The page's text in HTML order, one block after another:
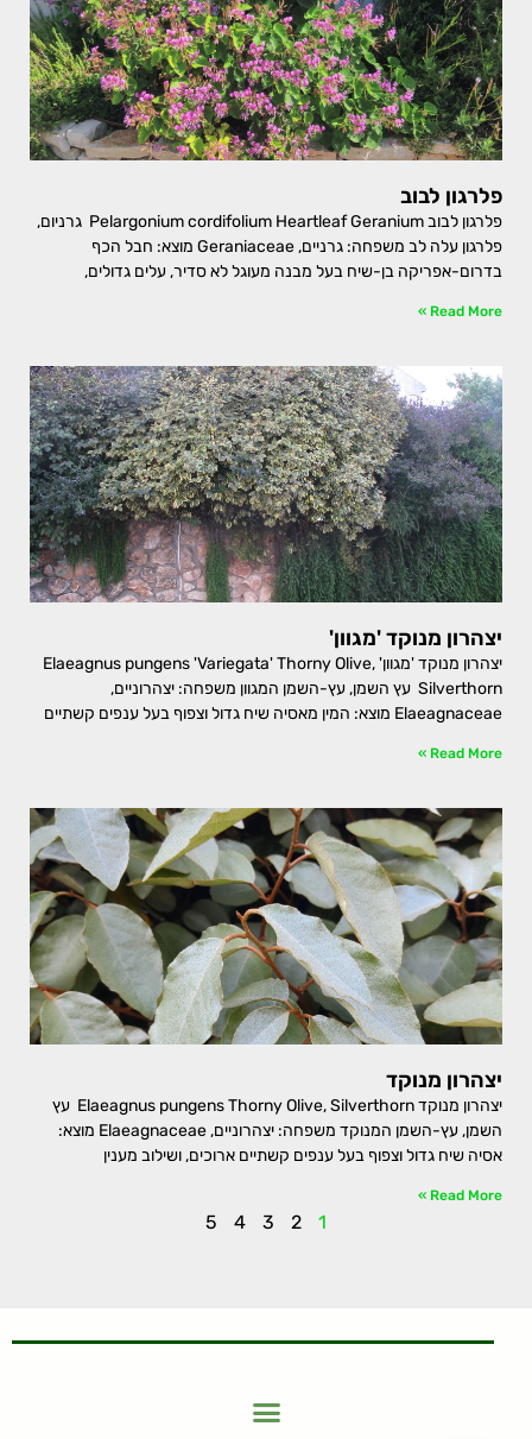
פלרגון לבוב
פלרגון לבוב Pelargonium cordifolium Heartleaf Geranium גרניום,
פלרגון עלה לב משפחה: גרניים, Geraniaceae מוצא: חבל הכף
בדרום-אפריקה בן-שיח בעל מבנה מעוגל לא סדיר, עלים גדולים,
Read More »
יצהרון מנוקד 'מגוון'
יצהרון מנוקד 'מגוון' Elaeagnus pungens 'Variegata' Thorny Olive,
Silverthorn עץ השמן, עץ-השמן המגוון משפחה: יצהרוניים,
Elaeagnaceae מוצא: המין מאסיה שיח גדול וצפוף בעל ענפים קשתיים
Read More »
יצהרון מנוקד
יצהרון מנוקד Elaeagnus pungens Thorny Olive, Silverthorn עץ
השמן, עץ-השמן המנוקד משפחה: יצהרוניים, Elaeagnaceae מוצא:
אסיה שיח גדול וצפוף בעל ענפים קשתיים ארוכים, ושילוב מענין
Read More »
1
2
3
4
5